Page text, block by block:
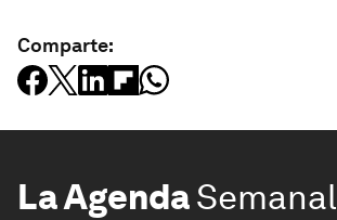
Comparte:
La AgendaSemanal